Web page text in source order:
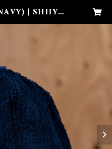
| SHIIYA